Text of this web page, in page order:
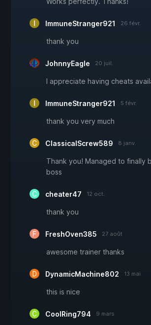
ImmuneStranger921 26 févr.
thank you
JohnnyEagle 20 juil.
I appreciate having cheats
ImmuneStranger921 5 févr.
thank you very much
ClassicalScrew589 8 janv.
Thank you! Managed to finally
boss
cheater47 12 oct.
thank you
FreshOven385 27 août
awesome trainer thanks
DynamicMachine802 13 mai
this is nice
CoolRing794 9 mars